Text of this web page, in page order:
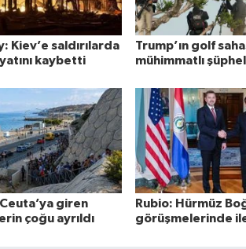
Kiev’e saldırılarda
kaybetti
Trump’ın golf
mühimmatlı
giren
çoğu ayrıldı
Rubio: Hürmüz
görüşmelerinde